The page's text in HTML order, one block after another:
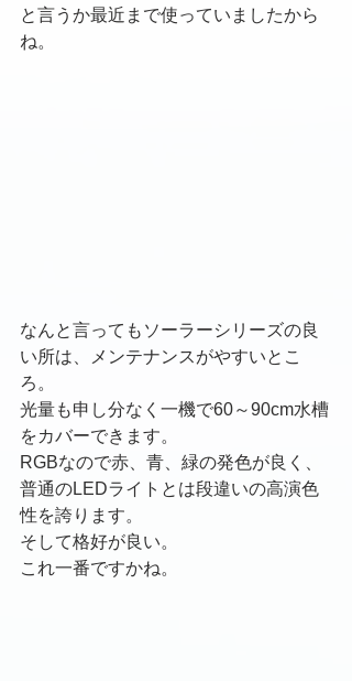
と言うか最近まで使っていましたから
ね。
なんと言ってもソーラーシリーズの良
い所は、メンテナンスがやすいとこ
ろ。
光量も申し分なく一機で60～90cm水槽
をカバーできます。
RGBなので赤、青、緑の発色が良く、
普通のLEDライトとは段違いの高演色
性を誇ります。
そして格好が良い。
これ一番ですかね。